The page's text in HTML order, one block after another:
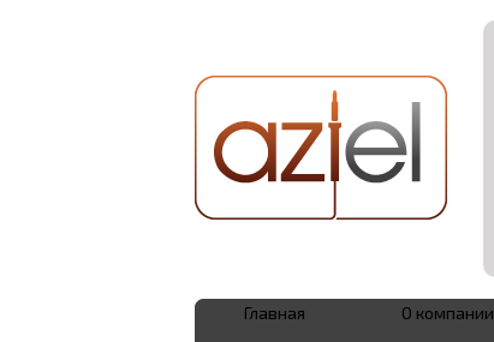
Главная О компании